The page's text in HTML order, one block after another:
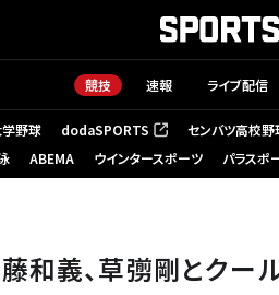
競技 速報 ライブ配信
野球 dodaSPORTS
（新しいタブで開く） センバツ高校野
ABEMA ウインタースポーツ パラスポ
和義、草彅剛とクー